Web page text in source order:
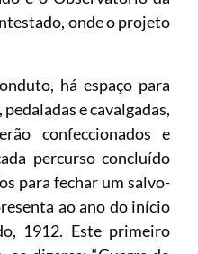
onde o projeto
há espaço para
e cavalgadas,
confeccionados e
percurso concluído
para fechar um salvo-
ao ano do início
1912. Este primeiro